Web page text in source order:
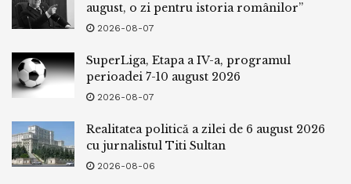
august, o zi pentru istoria românilor”
2026-08-07
SuperLiga, Etapa a IV-a, programul
perioadei 7-10 august 2026
2026-08-07
Realitatea politică a zilei de 6 august 2026
cu jurnalistul Titi Sultan
2026-08-06